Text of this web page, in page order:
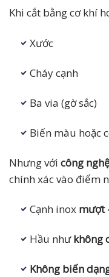
Khi cắt bằng cơ khí
Xước
Cháy cạnh
Ba via (gờ sắc)
Biến màu hoặc
Nhưng với công
chính xác vào điểm
Cạnh inox mượt
Hầu nhưkhông
Không biến